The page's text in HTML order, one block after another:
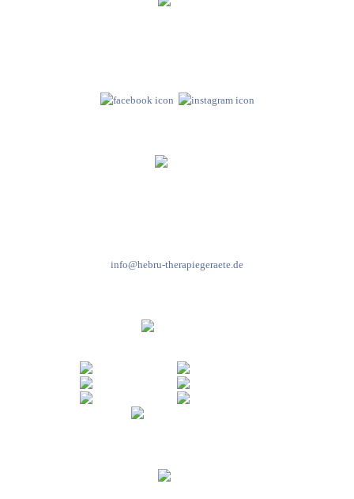
info@hebru-therapiegeraete.de